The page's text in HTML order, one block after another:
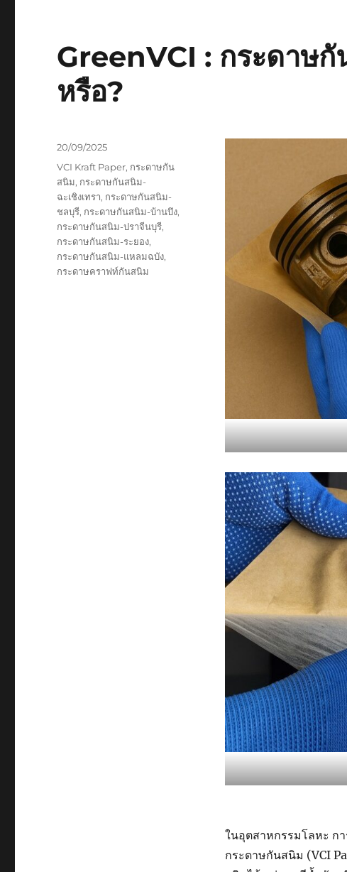
GreenVCI : กระดาษ
หรือ?
ในอุตสาหกรรมโลหะ ก
กระดาษกันสนิม (VCI
Posted
20/09/2025
Tags
VCI Kraft Paper, กระดาษกัน
สนิม, กระดาษกันสนิม-
ฉะเชิงเทรา, กระดาษกันสนิม-
ชลบุรี, กระดาษกันสนิม-บ้านบึง,
กระดาษกันสนิม-ปราจีนบุรี,
กระดาษกันสนิม-ระยอง,
กระดาษกันสนิม-แหลมฉบัง,
กระดาษคราฟท์กันสนิม